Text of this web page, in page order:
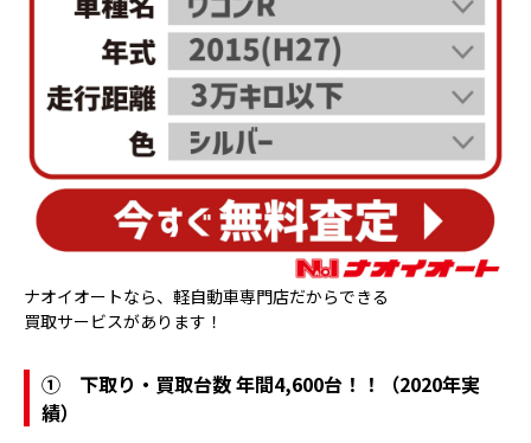
ナオイオートなら、軽自動車専門店だからできる
買取サービスがあります！
① 下取り・買取台数 年間4,600台！！（2020年実
績）